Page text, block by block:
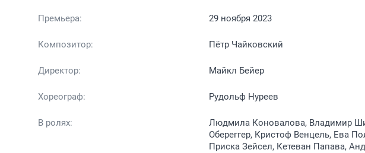
Премьера: 29 ноября 2023
Композитор: Пётр Чайковский
Директор: Майкл Бейер
Хореограф: Рудольф Нуреев
В ролях:
Людмила Коновалова, Владимир
Обереггер, Кристоф Венцель, Ева
Приска Зейсел, Кетеван Папава,